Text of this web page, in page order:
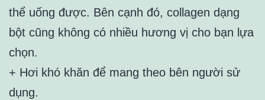
thể uống được. Bên cạnh đó, collagen dạng
bột cũng không có nhiều hương vị cho bạn lựa
chọn.
+ Hơi khó khăn để mang theo bên người sử
dụng.